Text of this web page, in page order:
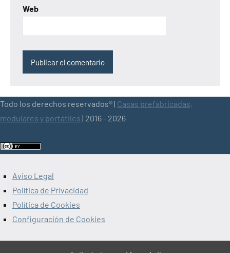
Web
Todo los derechos reservados® | Casas prefabricadas,
modulares y portátiles | 2016 - 2026
Aviso Legal
Política de Privacidad
Política de Cookies
Configuración de Cookies